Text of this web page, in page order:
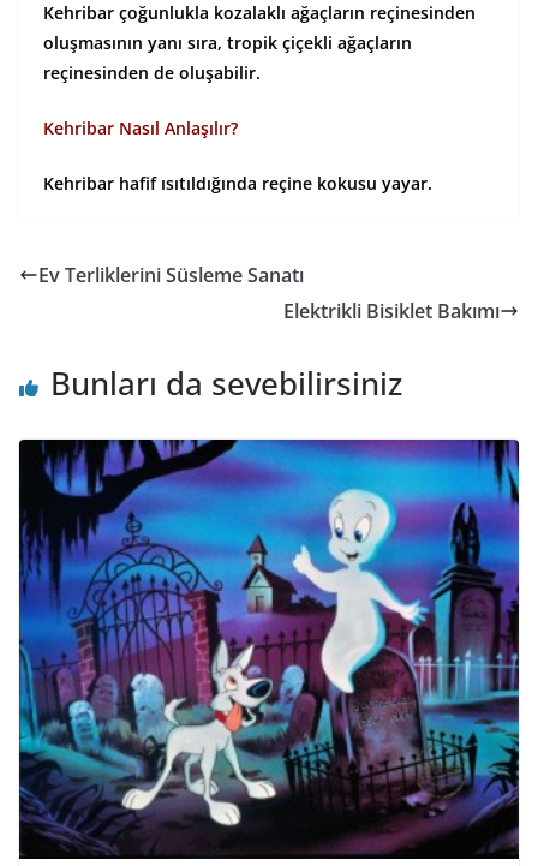
Kehribar çoğunlukla kozalaklı ağaçların reçinesinden
oluşmasının yanı sıra, tropik çiçekli ağaçların
reçinesinden de oluşabilir.
Kehribar Nasıl Anlaşılır?
Kehribar hafif ısıtıldığında reçine kokusu yayar.
Ev Terliklerini Süsleme Sanatı
Elektrikli Bisiklet Bakımı
Bunları da sevebilirsiniz